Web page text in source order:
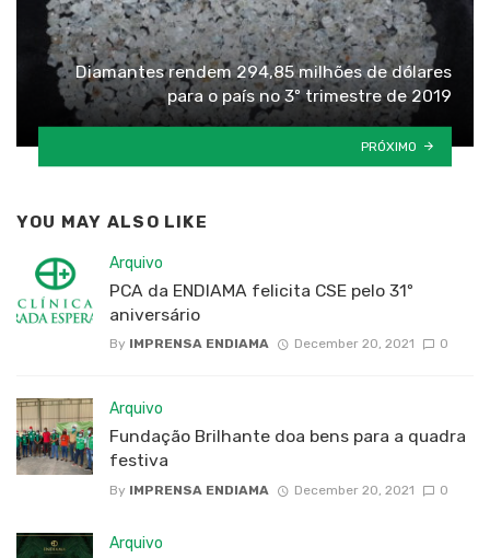
Diamantes rendem 294,85 milhões de dólares
para o país no 3º trimestre de 2019
PRÓXIMO
YOU MAY ALSO LIKE
Arquivo
PCA da ENDIAMA felicita CSE pelo 31º
aniversário
By IMPRENSA ENDIAMA December 20, 2021 0
Arquivo
Fundação Brilhante doa bens para a quadra
festiva
By IMPRENSA ENDIAMA December 20, 2021 0
Arquivo